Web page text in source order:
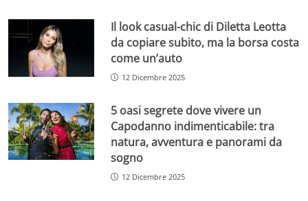
Il look casual-chic di Diletta Leotta
da copiare subito, ma la borsa costa
come un’auto
12 Dicembre 2025
5 oasi segrete dove vivere un
Capodanno indimenticabile: tra
natura, avventura e panorami da
sogno
12 Dicembre 2025